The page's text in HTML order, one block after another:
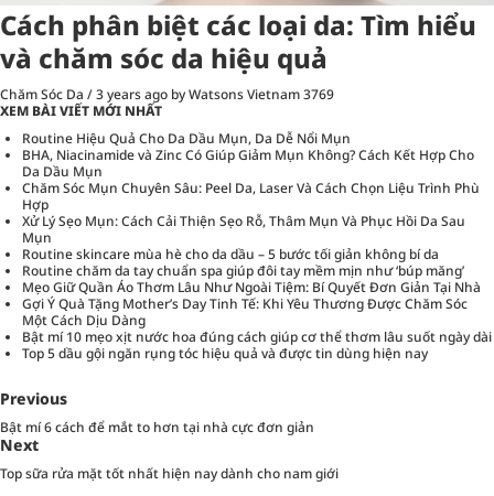
Cách phân biệt các loại da: Tìm hiểu
và chăm sóc da hiệu quả
Chăm Sóc Da /3 years ago by Watsons Vietnam3769
XEM BÀI VIẾT MỚI NHẤT
Routine Hiệu Quả Cho Da Dầu Mụn, Da Dễ Nổi Mụn
BHA, Niacinamide và Zinc Có Giúp Giảm Mụn Không? Cách Kết Hợp Cho
Da Dầu Mụn
Chăm Sóc Mụn Chuyên Sâu: Peel Da, Laser Và Cách Chọn Liệu Trình Phù
Hợp
Xử Lý Sẹo Mụn: Cách Cải Thiện Sẹo Rỗ, Thâm Mụn Và Phục Hồi Da Sau
Mụn
Routine skincare mùa hè cho da dầu – 5 bước tối giản không bí da
Routine chăm da tay chuẩn spa giúp đôi tay mềm mịn như ‘búp măng’
Mẹo Giữ Quần Áo Thơm Lâu Như Ngoài Tiệm: Bí Quyết Đơn Giản Tại Nhà
Gợi Ý Quà Tặng Mother’s Day Tinh Tế: Khi Yêu Thương Được Chăm Sóc
Một Cách Dịu Dàng
Bật mí 10 mẹo xịt nước hoa đúng cách giúp cơ thể thơm lâu suốt ngày dài
Top 5 dầu gội ngăn rụng tóc hiệu quả và được tin dùng hiện nay
Previous
Bật mí 6 cách để mắt to hơn tại nhà cực đơn giản
Next
Top sữa rửa mặt tốt nhất hiện nay dành cho nam giới